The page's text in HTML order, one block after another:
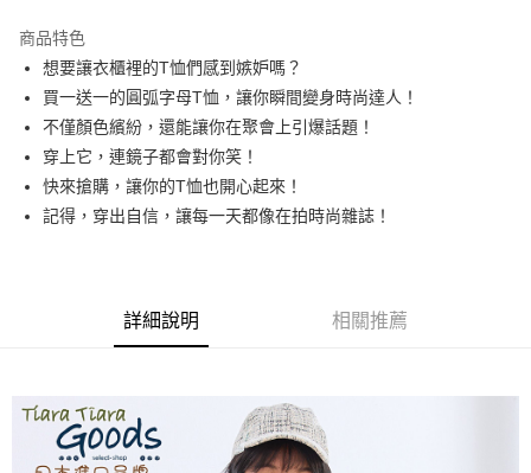
Apple Pay
悠遊付
Google Pay
全盈+PAY
AFTEE先享後付是「在收到商品之後才付款」的支付方式。 讓您購物簡單
３．安心：先確認商品／服務後，再付款。
【「AFTEE先享後付」結帳流程】
１．於結帳方式選擇「AFTEE先享後付」後，將跳轉至「AFTEE先享後付」
全家取貨付款
每筆NT$60，滿NT$1,800(含以上)免運費
商品特色
想要讓衣櫃裡的T恤們感到嫉妒嗎？
買一送一的圓弧字母T恤，讓你瞬間變身時尚達人！
不僅顏色繽紛，還能讓你在聚會上引爆話題！
穿上它，連鏡子都會對你笑！
快來搶購，讓你的T恤也開心起來！
記得，穿出自信，讓每一天都像在拍時尚雜誌！
詳細說明 相關推薦